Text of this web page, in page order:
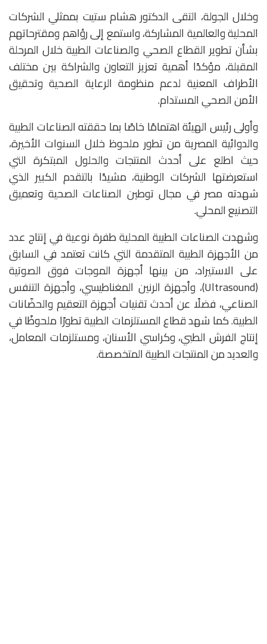
وخلال الجولة، التقى الدكتور هشام ستيت بممثلي الشركات
المحلية والعالمية المشاركة، واستمع إلى رؤاهم ومقترحاتهم
بشأن تطوير القطاع الصحي والصناعات الطبية خلال المرحلة
المقبلة، مؤكدًا أهمية تعزيز التعاون والشراكة بين مختلف
الأطراف المعنية لدعم منظومة الرعاية الصحية وتحقيق
الأمن الصحي المستدام.
وأولى رئيس الهيئة اهتمامًا خاصًا بما حققته الصناعات الطبية
والدوائية المصرية من تطور ملحوظ خلال السنوات الأخيرة،
حيث اطلع على أحدث المنتجات والحلول المبتكرة التي
استعرضتها الشركات الوطنية، مشيدًا بالتقدم الكبير الذي
شهدته مصر في مجال توطين الصناعات الصحية وتعميق
التصنيع المحلي.
وشهدت الصناعات الطبية المحلية طفرة نوعية في إنتاج عدد
من الأجهزة الطبية المتقدمة التي كانت تعتمد في السابق
على الاستيراد، من بينها أجهزة الموجات فوق الصوتية
(Ultrasound)، وأجهزة الرنين المغناطيسي، وأجهزة التنفس
الصناعي، فضلًا عن أحدث تقنيات أجهزة التعقيم والحضّانات
الطبية. كما شهد قطاع المستلزمات الطبية تطورًا ملحوظًا في
إنتاج الفرش الطبي، وكراسي الأسنان، ومستلزمات المعامل،
والعديد من المنتجات الطبية المتخصصة.